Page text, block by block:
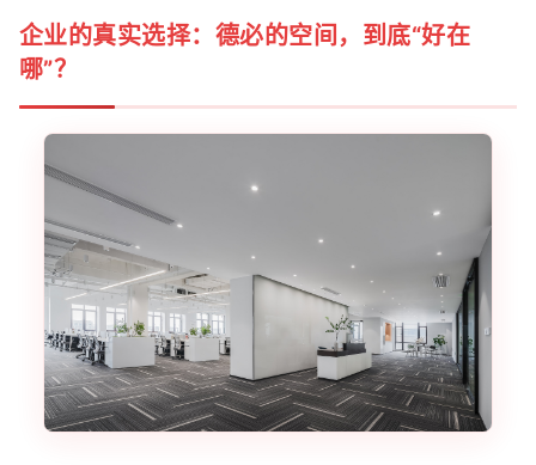
企业的真实选择：德必的空间，到底“好在
哪”？